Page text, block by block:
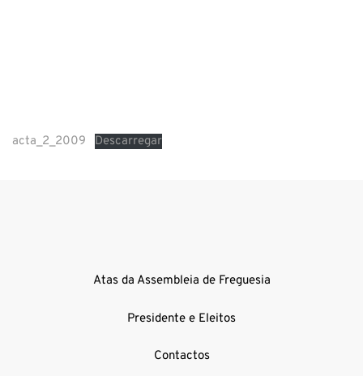
acta_2_2009 Descarregar
Atas da Assembleia de Freguesia
Presidente e Eleitos
Contactos